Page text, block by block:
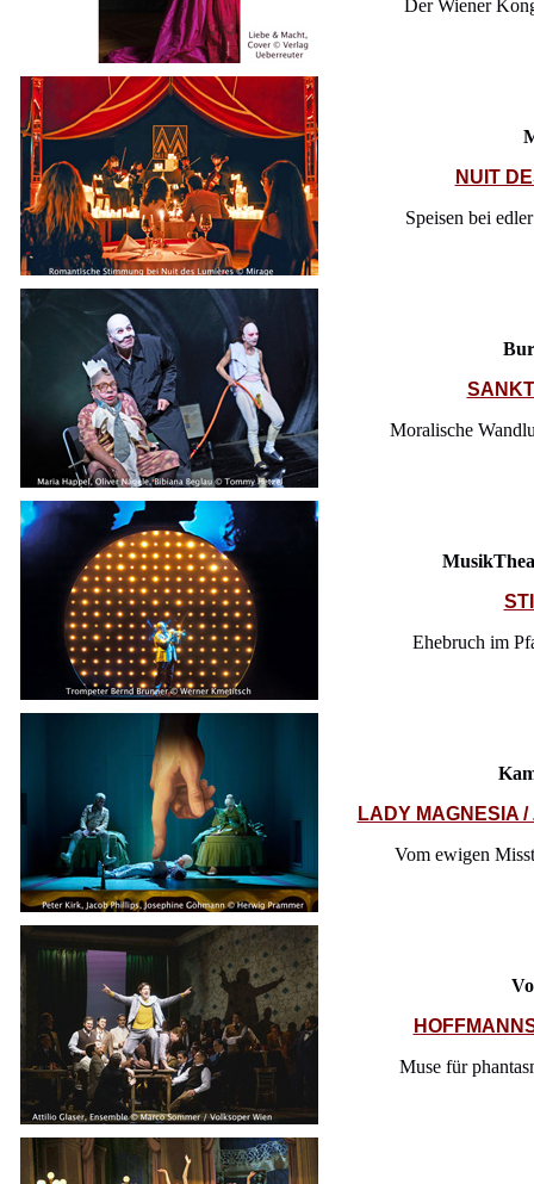
Der Wiener
NUIT
Speisen bei
Moralische
Ehebruch im
LADY MAGNESIA
Vom ewigen
Muse für